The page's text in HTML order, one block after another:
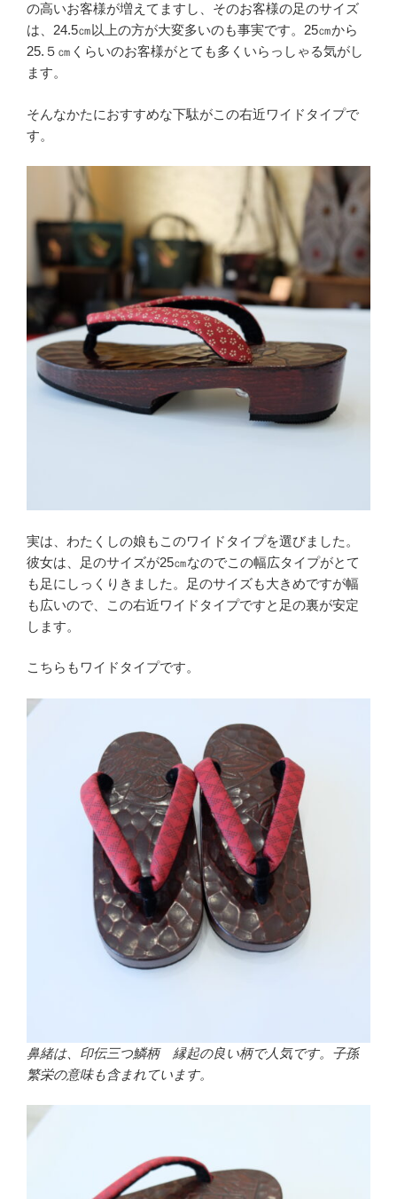
の高いお客様が増えてますし、そのお客様の足のサイズ
は、24.5㎝以上の方が大変多いのも事実です。25㎝から
25.５㎝くらいのお客様がとても多くいらっしゃる気がし
ます。
そんなかたにおすすめな下駄がこの右近ワイドタイプで
す。
実は、わたくしの娘もこのワイドタイプを選びました。
彼女は、足のサイズが25㎝なのでこの幅広タイプがとて
も足にしっくりきました。足のサイズも大きめですが幅
も広いので、この右近ワイドタイプですと足の裏が安定
します。
こちらもワイドタイプです。
鼻緒は、印伝三つ鱗柄 縁起の良い柄で人気です。子孫
繁栄の意味も含まれています。